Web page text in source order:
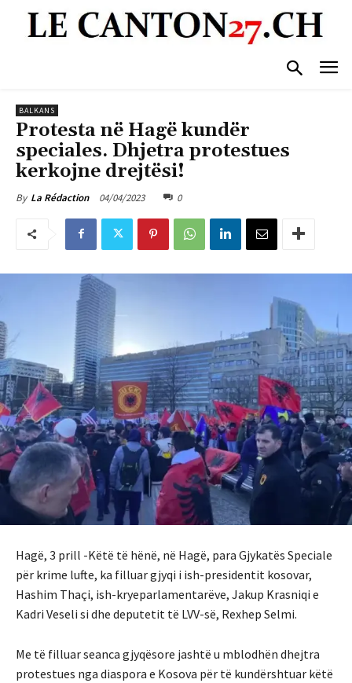
BALKANS
Protesta në Hagë kundër
speciales. Dhjetra protestues
kerkojne drejtësi!
By La Rédaction 04/04/2023 0
Hagë, 3 prill -Këtë të hënë, në Hagë, para Gjykatës Speciale
për krime lufte, ka filluar gjyqi i ish-presidentit kosovar,
Hashim Thaçi, ish-kryeparlamentarëve, Jakup Krasniqi e
Kadri Veseli si dhe deputetit të LVV-së, Rexhep Selmi.
Me të filluar seanca gjyqësore jashtë u mblodhën dhejtra
protestues nga diaspora e Kosova për të kundërshtuar këtë